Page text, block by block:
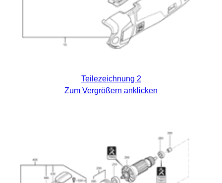
Teilezeichnung 2
Zum Vergrößern anklicken